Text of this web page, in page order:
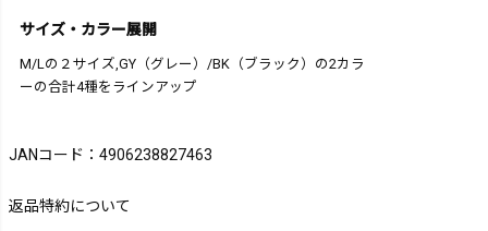
サイズ・カラー展開
M/Lの２サイズ,GY（グレー）/BK（ブラック）の2カラ
ーの合計4種をラインアップ
JANコード：4906238827463
返品特約について